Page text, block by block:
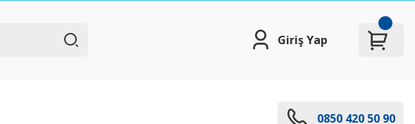
Giriş Yap
0850 420 50 90